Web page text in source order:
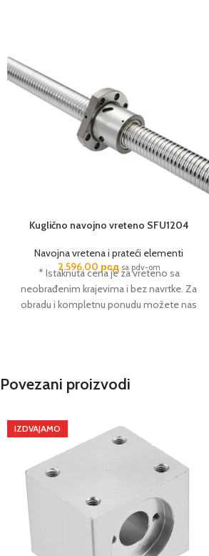
Kuglično navojno vreteno SFU1204
Navojna vretena i prateći elementi
2.596,00 рсд sa pdv-om
* Istaknuta cena je za vreteno sa
neobrađenim krajevima i bez navrtke. Za
obradu i kompletnu ponudu možete nas
Povezani proizvodi
IZDVAJAMO